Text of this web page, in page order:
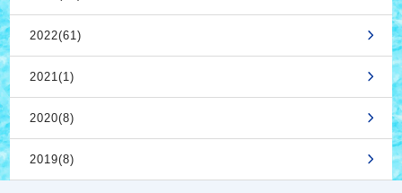
2022(61)
2021(1)
2020(8)
2019(8)